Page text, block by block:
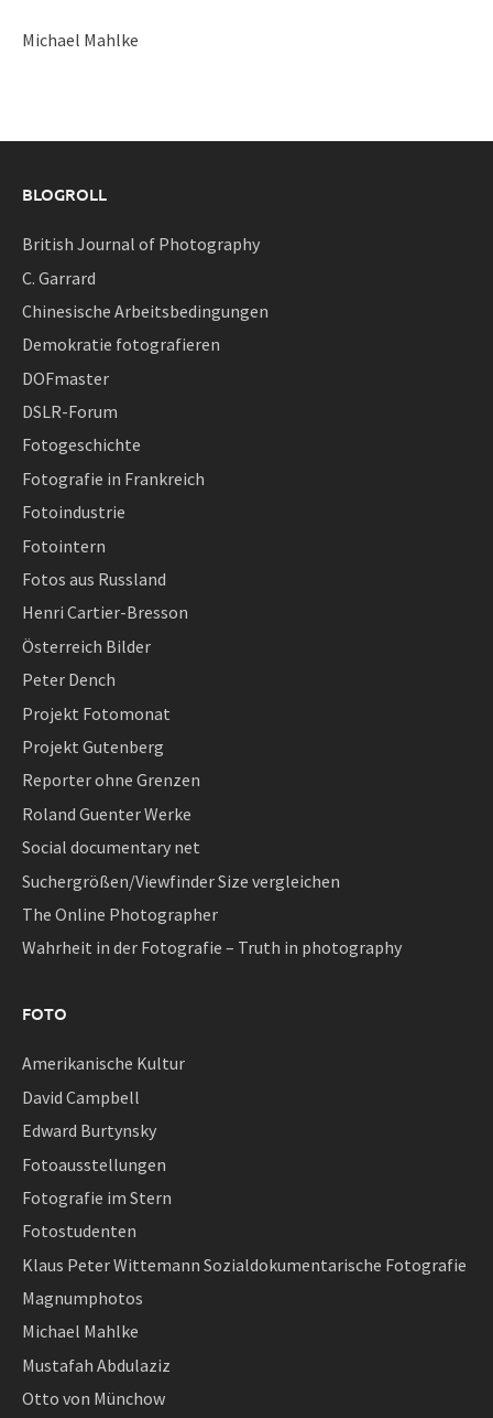
Michael Mahlke
BLOGROLL
British Journal of Photography
C. Garrard
Chinesische Arbeitsbedingungen
Demokratie fotografieren
DOFmaster
DSLR-Forum
Fotogeschichte
Fotografie in Frankreich
Fotoindustrie
Fotointern
Fotos aus Russland
Henri Cartier-Bresson
Österreich Bilder
Peter Dench
Projekt Fotomonat
Projekt Gutenberg
Reporter ohne Grenzen
Roland Guenter Werke
Social documentary net
Suchergrößen/Viewfinder Size vergleichen
The Online Photographer
Wahrheit in der Fotografie – Truth in photography
FOTO
Amerikanische Kultur
David Campbell
Edward Burtynsky
Fotoausstellungen
Fotografie im Stern
Fotostudenten
Klaus Peter Wittemann Sozialdokumentarische Fotografie
Magnumphotos
Michael Mahlke
Mustafah Abdulaziz
Otto von Münchow